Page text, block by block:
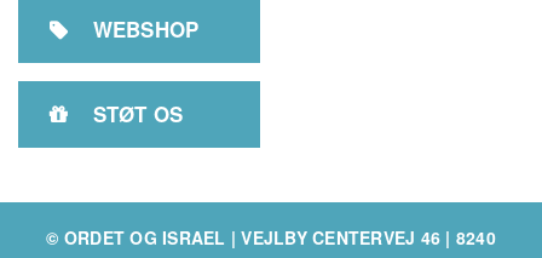
 WEBSHOP
 STØT OS
© ORDET OG ISRAEL | VEJLBY CENTERVEJ 46 | 8240